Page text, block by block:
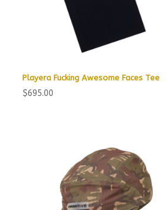
Playera Fucking Awesome Faces Tee
$695.00